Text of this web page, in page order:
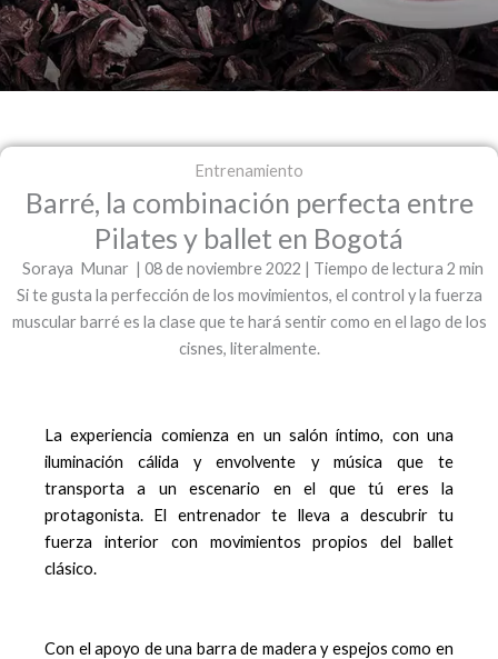
Entrenamiento
Barré, la combinación perfecta entre
Pilates y ballet en Bogotá
Soraya Munar | 08 de noviembre 2022 | Tiempo de lectura 2 min
Si te gusta la perfección de los movimientos, el control y la fuerza
muscular barré es la clase que te hará sentir como en el lago de los
cisnes, literalmente.
La experiencia comienza en un salón íntimo, con una
iluminación cálida y envolvente y música que te
transporta a un escenario en el que tú eres la
protagonista. El entrenador te lleva a descubrir tu
fuerza interior con movimientos propios del ballet
clásico.
Con el apoyo de una barra de madera y espejos como en